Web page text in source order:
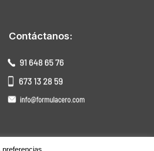
Contáctanos: